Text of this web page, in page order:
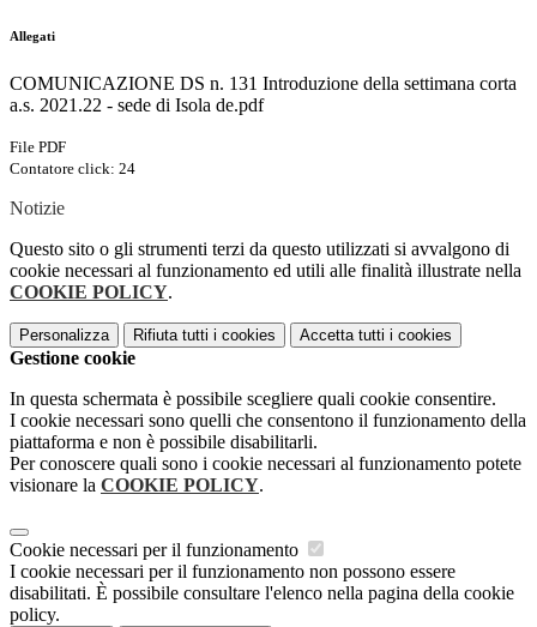
Allegati
COMUNICAZIONE DS n. 131 Introduzione della settimana corta
a.s. 2021.22 - sede di Isola de.pdf
File PDF
Contatore click: 24
Notizie
Questo sito o gli strumenti terzi da questo utilizzati si avvalgono di
cookie necessari al funzionamento ed utili alle finalità illustrate nella
COOKIE POLICY.
Personalizza Rifiuta tutti i cookies Accetta tutti i cookies
Gestione cookie
In questa schermata è possibile scegliere quali cookie consentire.
I cookie necessari sono quelli che consentono il funzionamento della
piattaforma e non è possibile disabilitarli.
Per conoscere quali sono i cookie necessari al funzionamento potete
visionare la COOKIE POLICY.
Cookie necessari per il funzionamento
I cookie necessari per il funzionamento non possono essere
disabilitati. È possibile consultare l'elenco nella pagina della cookie
policy.